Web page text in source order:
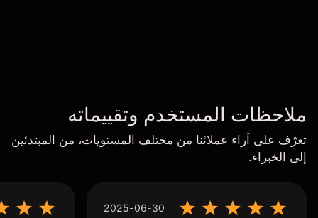
ملاحظات المستخدم وتقييماته
تعرّف على آراء عملائنا من مختلف المستويات، من المبتدئين
إلى الخبراء.
2025-06-30